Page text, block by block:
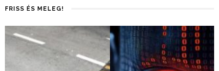
FRISS ÉS MELEG!